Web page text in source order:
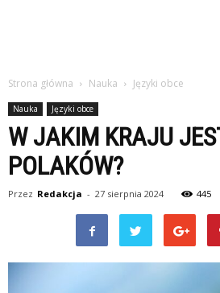
Strona główna Nauka Języki obce
Nauka Języki obce
W JAKIM KRAJU
POLAKÓW?
Przez Redakcja - 27 sierpnia 2024 445